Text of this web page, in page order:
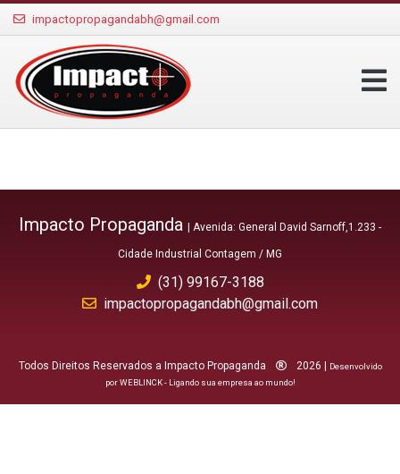
impactopropagandabh@gmail.com
Impacto Propaganda | Avenida: General David Sarnoff,1.233 -
Cidade Industrial Contagem / MG
(31) 99167-3188
impactopropagandabh@gmail.com
Todos Direitos Reservados a Impacto Propaganda 2026 |
Desenvolvido
por WEBLINCK - Ligando sua empresa ao mundo!